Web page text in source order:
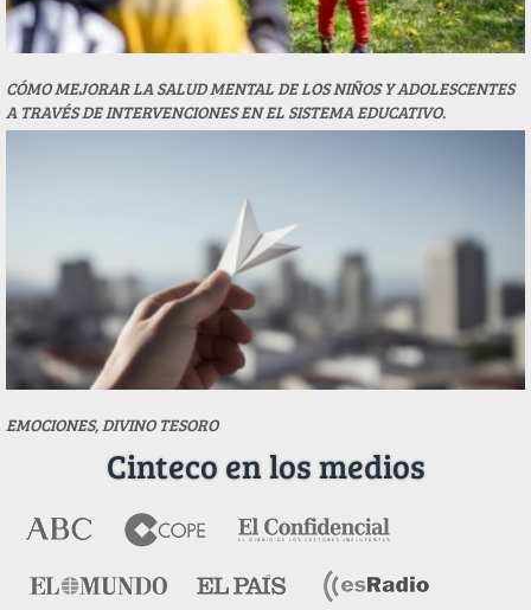
CÓMO MEJORAR LA SALUD MENTAL DE LOS NIÑOS Y ADOLESCENTES
A TRAVÉS DE INTERVENCIONES EN EL SISTEMA EDUCATIVO.
EMOCIONES, DIVINO TESORO
Cinteco en los medios